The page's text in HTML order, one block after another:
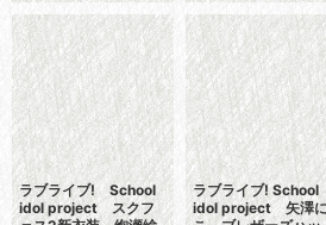
ラブライブ! School
idol project スクフ
ラブライブ! School
idol project 矢澤